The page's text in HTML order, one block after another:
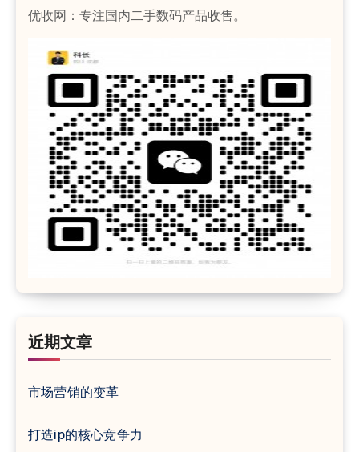
优收网：专注国内二手数码产品收售。
近期文章
市场营销的变革
打造ip的核心竞争力